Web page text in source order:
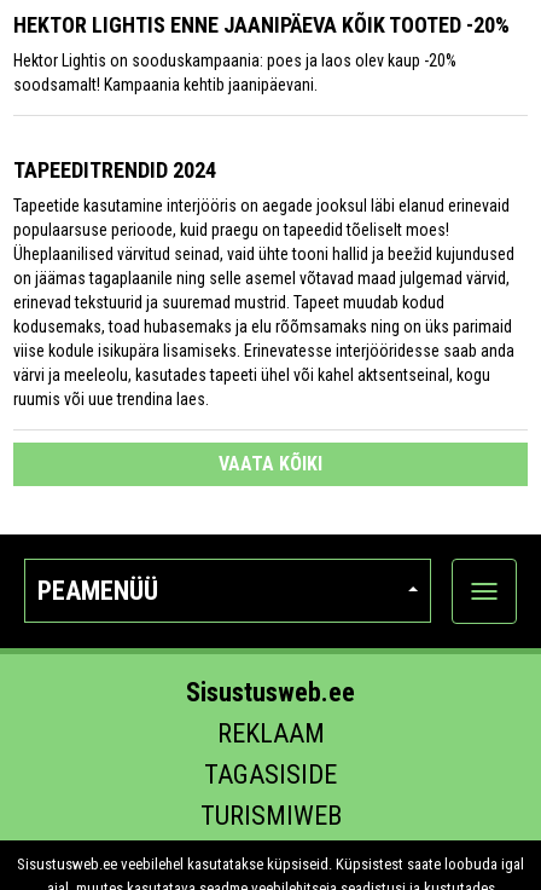
HEKTOR LIGHTIS ENNE JAANIPÄEVA KÕIK TOOTED -20%
Hektor Lightis on sooduskampaania: poes ja laos olev kaup -20%
soodsamalt! Kampaania kehtib jaanipäevani.
TAPEEDITRENDID 2024
Tapeetide kasutamine interjööris on aegade jooksul läbi elanud erinevaid
populaarsuse perioode, kuid praegu on tapeedid tõeliselt moes!
Üheplaanilised värvitud seinad, vaid ühte tooni hallid ja beežid kujundused
on jäämas tagaplaanile ning selle asemel võtavad maad julgemad värvid,
erinevad tekstuurid ja suuremad mustrid. Tapeet muudab kodud
kodusemaks, toad hubasemaks ja elu rõõmsamaks ning on üks parimaid
viise kodule isikupära lisamiseks. Erinevatesse interjööridesse saab anda
värvi ja meeleolu, kasutades tapeeti ühel või kahel aktsentseinal, kogu
ruumis või uue trendina laes.
VAATA KÕIKI
PEAMENÜÜ
Ava
Sisustusweb.ee
REKLAAM
TAGASISIDE
TURISMIWEB
EHITUS.EE
Sisustusweb.ee veebilehel kasutatakse küpsiseid. Küpsistest saate loobuda igal